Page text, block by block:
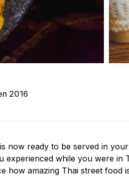
2016
now ready to be served in
while you were in
amazing Thai street food